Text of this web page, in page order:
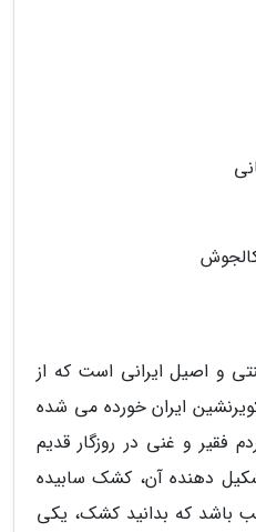
و اصیل ایرانی است که از
ایران خورده می شده
فقیر و غنی در روزگار قدیم
دهنده آن، کشک سابیده
باشد که بدانید کشک، یکی